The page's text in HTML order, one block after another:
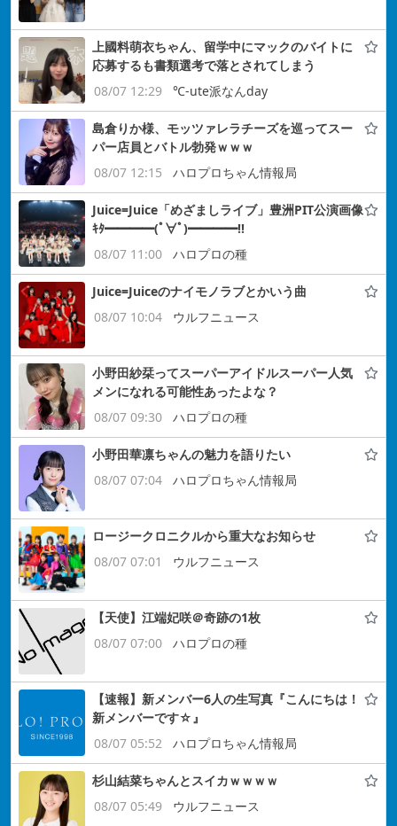
上國料萌衣ちゃん、留学中にマックのバイトに
応募するも書類選考で落とされてしまう
08/07 12:29
℃-ute派なんday
島倉りか様、モッツァレラチーズを巡ってスー
パー店員とバトル勃発ｗｗｗ
08/07 12:15
ハロプロちゃん情報局
Juice=Juice「めざましライブ」豊洲PIT公演画像
ｷﾀ━━━━(ﾟ∀ﾟ)━━━━!!
08/07 11:00
ハロプロの種
Juice=Juiceのナイモノラブとかいう曲
08/07 10:04
ウルフニュース
小野田紗栞ってスーパーアイドルスーパー人気
メンになれる可能性あったよな？
08/07 09:30
ハロプロの種
小野田華凛ちゃんの魅力を語りたい
08/07 07:04
ハロプロちゃん情報局
ロージークロニクルから重大なお知らせ
08/07 07:01
ウルフニュース
【天使】江端妃咲＠奇跡の1枚
08/07 07:00
ハロプロの種
【速報】新メンバー6人の生写真『こんにちは！
新メンバーです☆』
08/07 05:52
ハロプロちゃん情報局
杉山結菜ちゃんとスイカｗｗｗｗ
08/07 05:49
ウルフニュース